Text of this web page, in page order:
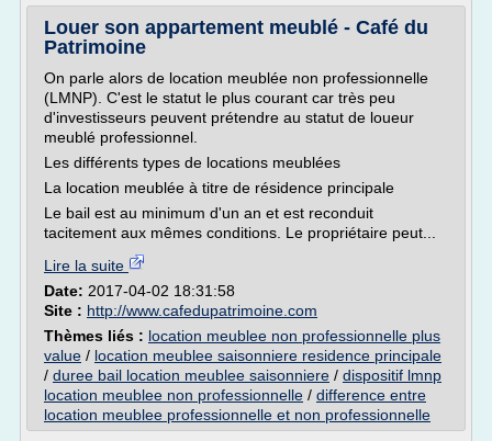
Louer son appartement meublé - Café du
Patrimoine
On parle alors de location meublée non professionnelle
(LMNP). C'est le statut le plus courant car très peu
d'investisseurs peuvent prétendre au statut de loueur
meublé professionnel.
Les différents types de locations meublées
La location meublée à titre de résidence principale
Le bail est au minimum d'un an et est reconduit
tacitement aux mêmes conditions. Le propriétaire peut...
Lire la suite
Date: 2017-04-02 18:31:58
Site : http://www.cafedupatrimoine.com
Thèmes liés : location meublee non professionnelle plus
value / location meublee saisonniere residence principale
/ duree bail location meublee saisonniere / dispositif lmnp
location meublee non professionnelle / difference entre
location meublee professionnelle et non professionnelle